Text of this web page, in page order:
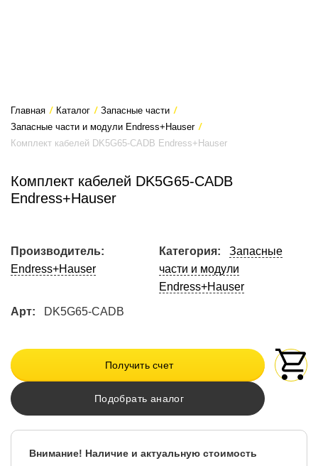
Главная / Каталог / Запасные части /
Запасные части и модули Endress+Hauser /
Комплект кабелей DK5G65-CADB Endress+Hauser
Комплект кабелей DK5G65-CADB
Endress+Hauser
Производитель:
Endress+Hauser
Категория:
Запасные
части и модули
Endress+Hauser
Арт: DK5G65-CADB
Получить счет
Подобрать аналог
Внимание! Наличие и актуальную стоимость